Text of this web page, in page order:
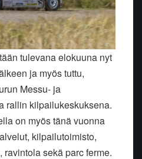
tulevana elokuuna nyt
ja myös tuttu,
Messu- ja
rallin kilpailukeskuksena.
on myös tänä vuonna
kilpailutoimisto,
ravintola sekä parc ferme.